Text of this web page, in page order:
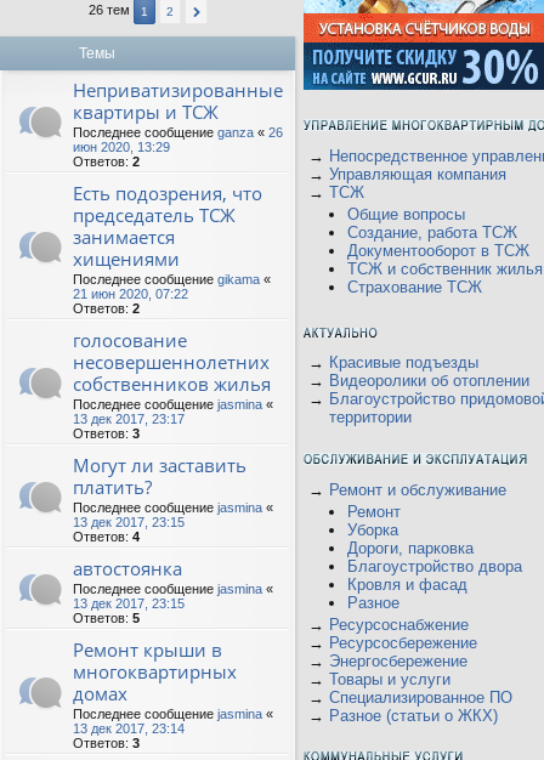
26 тем 1 2
Темы
Неприватизированные
квартиры и ТСЖ
Последнее сообщение ganza « 26
июн 2020, 13:29
Ответов: 2
Есть подозрения, что
председатель ТСЖ
занимается
хищениями
Последнее сообщение gikama «
21 июн 2020, 07:22
Ответов: 2
голосование
несовершеннолетних
собственников жилья
Последнее сообщение jasmina «
13 дек 2017, 23:17
Ответов: 3
Могут ли заставить
платить?
Последнее сообщение jasmina «
13 дек 2017, 23:15
Ответов: 4
автостоянка
Последнее сообщение jasmina «
13 дек 2017, 23:15
Ответов: 5
Ремонт крыши в
многоквартирных
домах
Последнее сообщение jasmina «
13 дек 2017, 23:14
Ответов: 3
→ Непосредственное
→ Управляющая компания
→ ТСЖ
Общие вопросы
Создание, работа ТСЖ
Документооборот в ТСЖ
ТСЖ и собственник жилья
Страхование ТСЖ
→ Красивые подъезды
→ Видеоролики об отоплении
→ Благоустройство
территории
→ Ремонт и обслуживание
Ремонт
Уборка
Дороги, парковка
Благоустройство двора
Кровля и фасад
Разное
→ Ресурсоснабжение
→ Ресурсосбережение
→ Энергосбережение
→ Товары и услуги
→ Специализированное ПО
→ Разное (статьи о ЖКХ)